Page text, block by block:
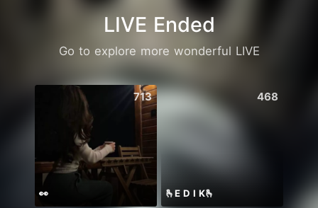
LIVE Ended
Go to explore more wonderful LIVE
713
👀
468
🫰E D I K🫰